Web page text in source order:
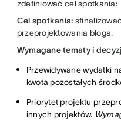
zdefiniować cel spotkania:
Cel spotkania:
przeprojektowania bloga.
Wymagane tematy i
Przewidywane wydatki
kwota pozostałych
Priorytet projektu
innych projektów.